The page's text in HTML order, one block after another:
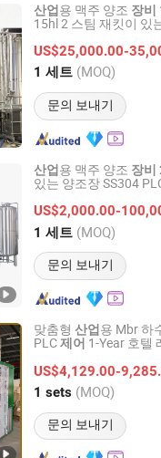
산업 용 맥주 양조 장비
15hl 2 스팀 재킷이 있
US$25,000.00-
1 세트 (MOQ)
문의 보내기
Solution Ltd.
이후 2020
산업 용 맥주 양조 장비
있는 양조장 SS304
US$2,000.00-
1 세트 (MOQ)
문의 보내기
Ltd.
이후 2025
맞춤형 산업 용 Mbr 하
PLC제어 1-Year 호텔
US$4,129.00-
1 sets (MOQ)
문의 보내기
Environmental